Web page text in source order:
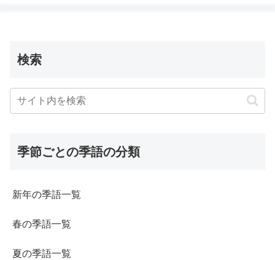
検索
季節ごとの季語の分類
新年の季語一覧
春の季語一覧
夏の季語一覧